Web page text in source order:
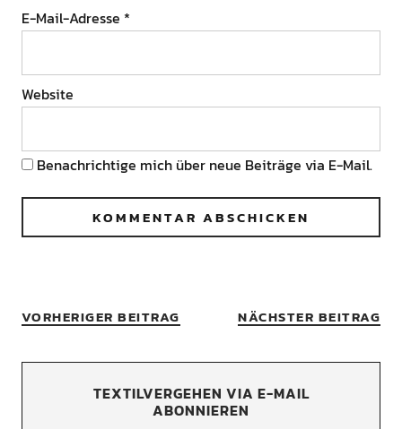
E-Mail-Adresse *
Website
Benachrichtige mich über neue Beiträge via E-Mail.
VORHERIGER BEITRAG NÄCHSTER BEITRAG
TEXTILVERGEHEN VIA E-MAIL
ABONNIEREN